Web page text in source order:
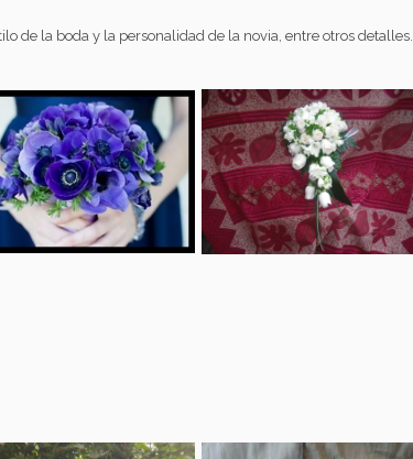
de la boda y la personalidad de la novia, entre otros detalles.